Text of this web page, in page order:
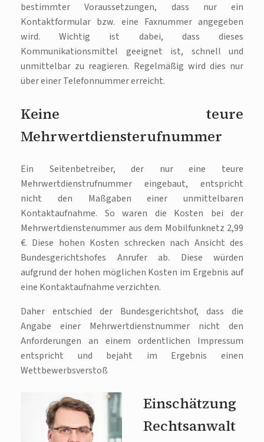
bestimmter Voraussetzungen, dass nur ein
Kontaktformular bzw. eine Faxnummer angegeben
wird. Wichtig ist dabei, dass dieses
Kommunikationsmittel geeignet ist, schnell und
unmittelbar zu reagieren. Regelmäßig wird dies nur
über einer Telefonnummer erreicht.
Keine teure
Mehrwertdiensterufnummer
Ein Seitenbetreiber, der nur eine teure
Mehrwertdienstrufnummer eingebaut, entspricht
nicht den Maßgaben einer unmittelbaren
Kontaktaufnahme. So waren die Kosten bei der
Mehrwertdienstenummer aus dem Mobilfunknetz 2,99
€. Diese hohen Kosten schrecken nach Ansicht des
Bundesgerichtshofes Anrufer ab. Diese würden
aufgrund der hohen möglichen Kosten im Ergebnis auf
eine Kontaktaufnahme verzichten.
Daher entschied der Bundesgerichtshof, dass die
Angabe einer Mehrwertdienstnummer nicht den
Anforderungen an einem ordentlichen Impressum
entspricht und bejaht im Ergebnis einen
Wettbewerbsverstoß
Einschätzung
Rechtsanwalt